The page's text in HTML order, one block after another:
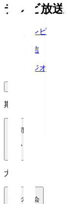
テレビ放送
テレビ
配信
ラジオ
期間
1週間
大会
全ての大会